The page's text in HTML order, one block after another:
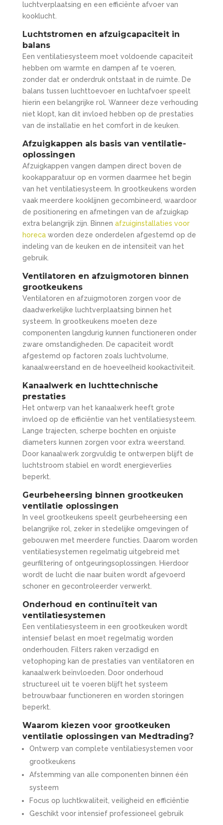
luchtverplaatsing en een efficiënte afvoer van
kooklucht.
Luchtstromen en afzuigcapaciteit in
balans
Een ventilatiesysteem moet voldoende capaciteit
hebben om warmte en dampen af te voeren,
zonder dat er onderdruk ontstaat in de ruimte. De
balans tussen luchttoevoer en luchtafvoer speelt
hierin een belangrijke rol. Wanneer deze verhouding
niet klopt, kan dit invloed hebben op de prestaties
van de installatie en het comfort in de keuken.
Afzuigkappen als basis van ventilatie-
oplossingen
Afzuigkappen vangen dampen direct boven de
kookapparatuur op en vormen daarmee het begin
van het ventilatiesysteem. In grootkeukens worden
vaak meerdere kooklijnen gecombineerd, waardoor
de positionering en afmetingen van de afzuigkap
extra belangrijk zijn. Binnen afzuiginstallaties voor
horecaworden deze onderdelen afgestemd op de
indeling van de keuken en de intensiteit van het
gebruik.
Ventilatoren en afzuigmotoren binnen
grootkeukens
Ventilatoren en afzuigmotoren zorgen voor de
daadwerkelijke luchtverplaatsing binnen het
systeem. In grootkeukens moeten deze
componenten langdurig kunnen functioneren onder
zware omstandigheden. De capaciteit wordt
afgestemd op factoren zoals luchtvolume,
kanaalweerstand en de hoeveelheid kookactiviteit.
Kanaalwerk en luchttechnische
prestaties
Het ontwerp van het kanaalwerk heeft grote
invloed op de efficiëntie van het ventilatiesysteem.
Lange trajecten, scherpe bochten en onjuiste
diameters kunnen zorgen voor extra weerstand.
Door kanaalwerk zorgvuldig te ontwerpen blijft de
luchtstroom stabiel en wordt energieverlies
beperkt.
Geurbeheersing binnen grootkeuken
ventilatie oplossingen
In veel grootkeukens speelt geurbeheersing een
belangrijke rol, zeker in stedelijke omgevingen of
gebouwen met meerdere functies. Daarom worden
ventilatiesystemen regelmatig uitgebreid met
geurfiltering of ontgeuringsoplossingen. Hierdoor
wordt de lucht die naar buiten wordt afgevoerd
schoner en gecontroleerder verwerkt.
Onderhoud en continuïteit van
ventilatiesystemen
Een ventilatiesysteem in een grootkeuken wordt
intensief belast en moet regelmatig worden
onderhouden. Filters raken verzadigd en
vetophoping kan de prestaties van ventilatoren en
kanaalwerk beïnvloeden. Door onderhoud
structureel uit te voeren blijft het systeem
betrouwbaar functioneren en worden storingen
beperkt.
Waarom kiezen voor grootkeuken
ventilatie oplossingen van Medtrading?
Ontwerp van complete ventilatiesystemen voor
grootkeukens
Afstemming van alle componenten binnen één
systeem
Focus op luchtkwaliteit, veiligheid en efficiëntie
Geschikt voor intensief professioneel gebruik